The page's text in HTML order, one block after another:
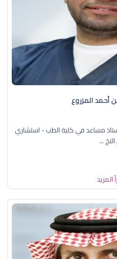
أحمد المزروع
مساعد في كلية الطب - استشاري
...
المزيد